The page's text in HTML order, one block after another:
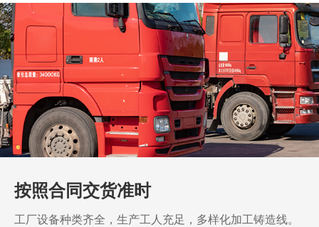
按照合同交货准时
工厂设备种类齐全，生产工人充足，多样化加工铸造线。